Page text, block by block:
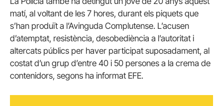
matí, al voltant de les 7 hores, durant els piquets que
s’han produït a l’Avinguda Complutense. L’acusen
d’atemptat, resistència, desobediència a l’autoritat i
altercats públics per haver participat suposadament, al
costat d’un grup d’entre 40 i 50 persones a la crema de
contenidors, segons ha informat EFE.